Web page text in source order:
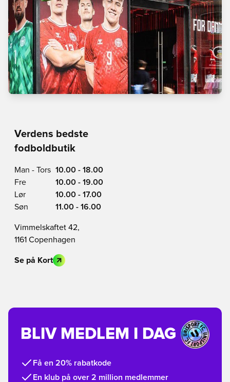
Verdens bedste
fodboldbutik
Man - Tors 10.00 - 18.00
Fre
10.00 - 19.00
Lør
10.00 - 17.00
Søn
11.00 - 16.00
Vimmelskaftet 42,
1161 Copenhagen
Se på Kort
BLIV MEDLEM I DAG
Få en 20% rabatkode
En klub på over 2 million medlemmer